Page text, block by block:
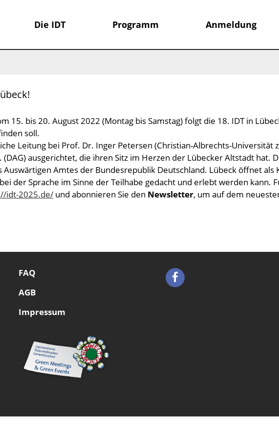
Die IDT Programm Anmeldung
15. bis 20. August 2022 (Montag bis Samstag) folgt die 18. IDT in
soll.
Leitung bei Prof. Dr. Inger Petersen (Christian-Albrechts-Universität
(DAG) ausgerichtet, die ihren Sitz im Herzen der Lübecker Altstadt hat.
Amtes der Bundesrepublik Deutschland. Lübeck öffnet als
der Sprache im Sinne der Teilhabe gedacht und erlebt werden kann.
idt-2025.de/ und abonnieren Sie den Newsletter, um auf dem
FAQ
AGB
Impressum